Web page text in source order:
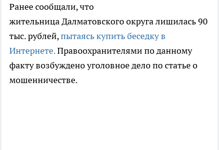
Ранее сообщали, что
жительница Далматовского округа лишилась 90
тыс. рублей,пытаясь купить беседку в
Интернете.Правоохранителями по данному
факту возбуждено уголовное дело по статье о
мошенничестве.